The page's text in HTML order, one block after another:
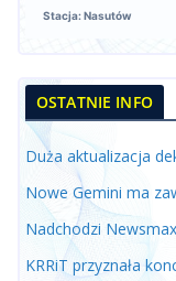
Stacja: Nasutów
OSTATNIE INFO
Duża aktualizacja
Nowe Gemini ma
Nadchodzi
KRRiT przyznała